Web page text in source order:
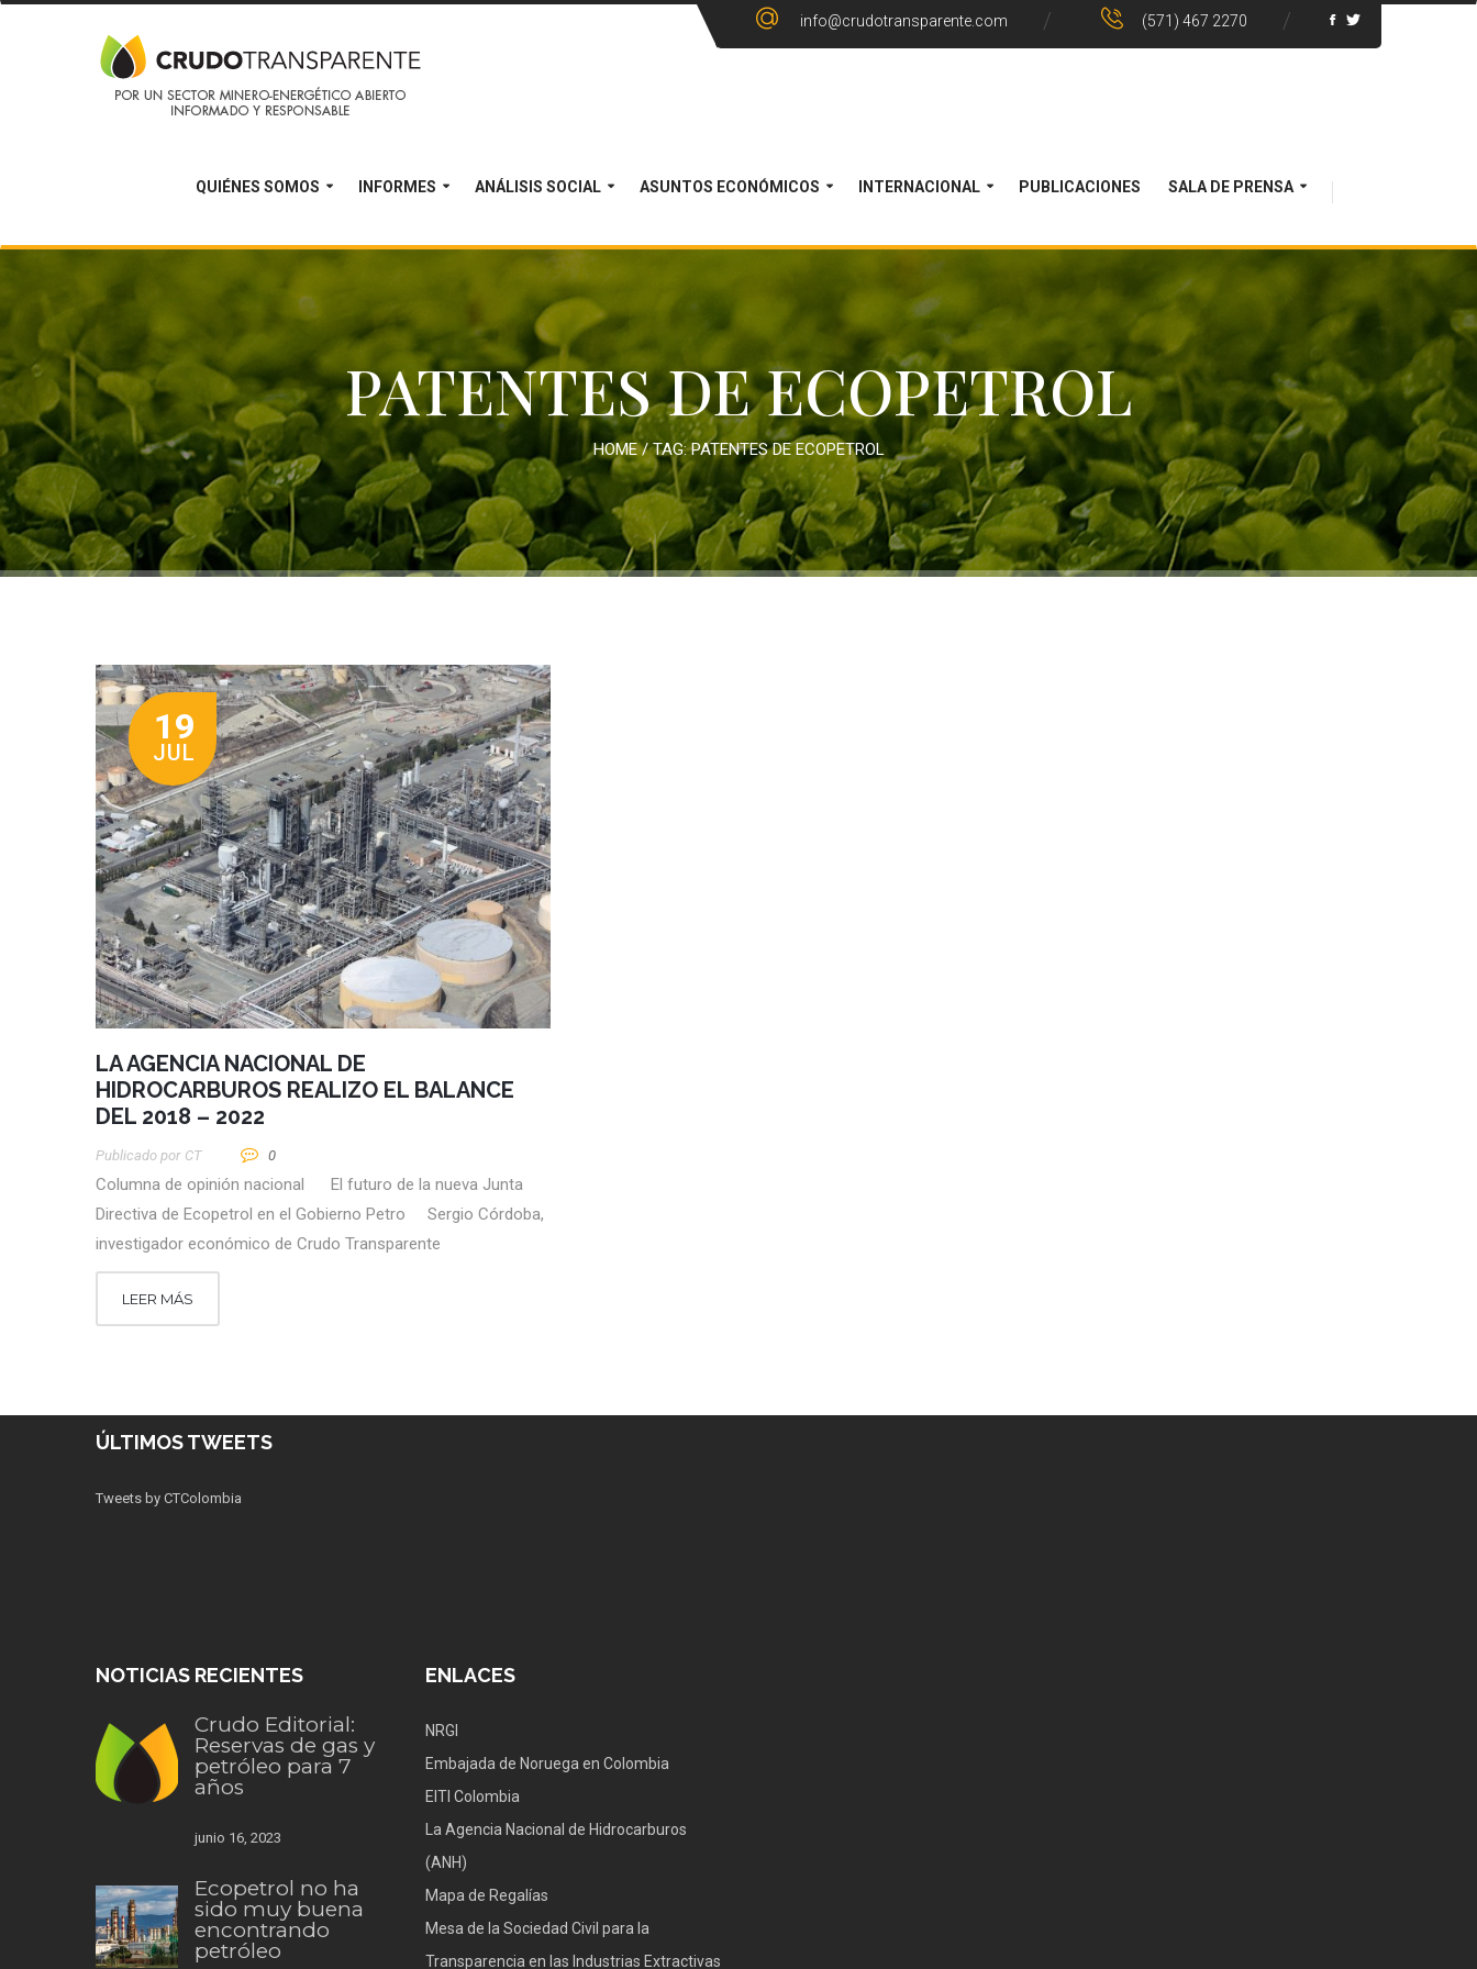
info@crudotransparente.com (571) 467 2270
QUIÉNES SOMOS INFORMES ANÁLISIS SOCIAL ASUNTOS ECONÓMICOS INTERNACIONAL PUBLICACIONES SALA DE PRENSA
PATENTES DE ECOPETROL
HOME/ TAG:PATENTES DE ECOPETROL
19
JUL
LA AGENCIA NACIONAL DE
HIDROCARBUROS REALIZO EL BALANCE
DEL 2018 – 2022
Publicado por CT 0
Columna de opinión nacional El futuro de la nueva Junta
Directiva de Ecopetrol en el Gobierno Petro Sergio Córdoba,
investigador económico de Crudo Transparente
LEER MÁS
ÚLTIMOS TWEETS
Tweets by CTColombia
NOTICIAS RECIENTES
Crudo Editorial:
Reservas de gas y
petróleo para 7
años
junio 16, 2023
Ecopetrol no ha
sido muy buena
encontrando
petróleo
ENLACES
NRGI
Embajada de Noruega en Colombia
EITI Colombia
La Agencia Nacional de Hidrocarburos
(ANH)
Mapa de Regalías
Mesa de la Sociedad Civil para la
Transparencia en las Industrias Extractivas